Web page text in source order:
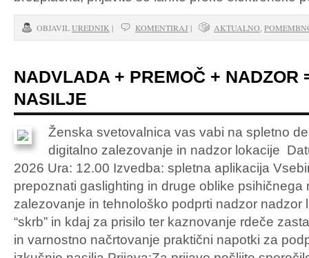
OBJAVILUREDNIK | KOMENTIRAJ | AKTUALNO
NADVLADA + PREMOČ + NADZOR
NASILJE
Ženska svetovalnica vas vabi na spletno
digitalno zalezovanje in nadzor lokacije
2026 Ura: 12.00 Izvedba: spletna aplikacija
prepoznati gaslighting in druge oblike psihičnega
zalezovanje in tehnološko podprti nadzor nadzor
“skrb” in kdaj za prisilo ter kaznovanje rdeče
in varnostno načrtovanje praktični napotki za